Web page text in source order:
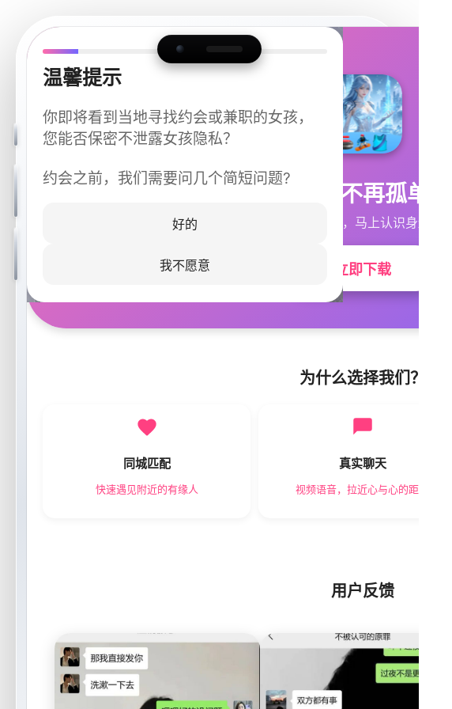
温馨提示
你即将看到当地寻找约会或兼职的女孩，
您能否保密不泄露女孩隐私？
约会之前，我们需要问几个简短问题?
好的
我不愿意
今晚不再孤单
同城快速匹配，马上认识身边的TA
立即下载
为什么选择我们？
同城匹配
快速遇见附近的有缘人
真实聊天
视频语音，拉近心与心的距离
用户反馈